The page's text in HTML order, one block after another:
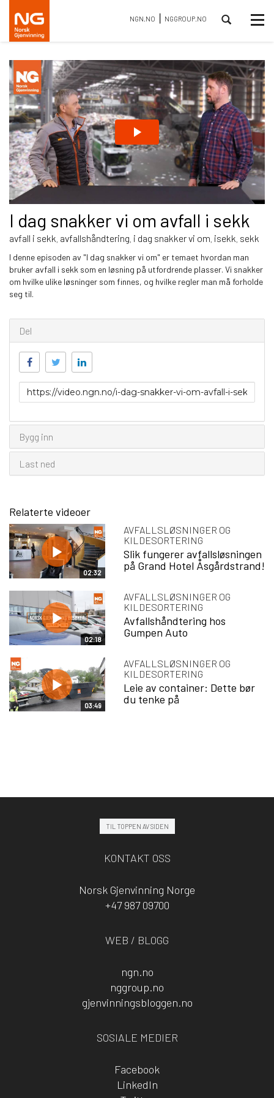
NGN.NO NGGROUP.NO
I dag snakker vi om avfall i sekk
avfall i sekk, avfallshåndtering, i dag snakker vi om, isekk, sekk
I denne episoden av "I dag snakker vi om" er temaet hvordan man
bruker avfall i sekk som en løsning på utfordrende plasser. Vi snakker
om hvilke ulike løsninger som finnes, og hvilke regler man må forholde
seg til.
Del
Link
for
Bygg inn
Last ned
Relaterte videoer
02:32
AVFALLSLØSNINGER OG
KILDESORTERING
Slik fungerer avfallsløsningen
på Grand Hotel Åsgårdstrand!
02:18
AVFALLSLØSNINGER OG
KILDESORTERING
Avfallshåndtering hos
Gumpen Auto
03:49
AVFALLSLØSNINGER OG
KILDESORTERING
Leie av container: Dette bør
du tenke på
TIL TOPPEN AV SIDEN
KONTAKT OSS
Norsk Gjenvinning Norge
+47 987 09700
WEB / BLOGG
ngn.no
nggroup.no
gjenvinningsbloggen.no
SOSIALE MEDIER
Facebook
LinkedIn